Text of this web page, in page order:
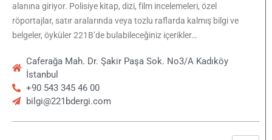
alanına giriyor. Polisiye kitap, dizi, film incelemeleri, özel
röportajlar, satır aralarında veya tozlu raflarda kalmış bilgi ve
belgeler, öyküler 221B’de bulabileceğiniz içerikler…
Caferağa Mah. Dr. Şakir Paşa Sok. No3/A Kadıköy
İstanbul
+90 543 345 46 00
bilgi@221bdergi.com